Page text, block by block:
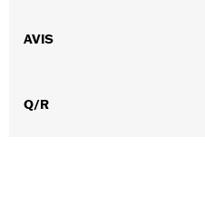
GARANTIE:
Dimension Description:
AVIS
Q/R